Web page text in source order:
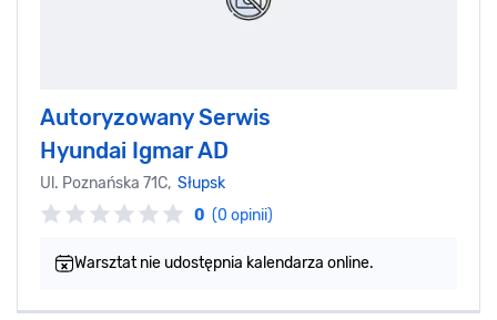
Autoryzowany Serwis
Hyundai Igmar AD
Ul. Poznańska 71C, Słupsk
0 (0 opinii)
Warsztat nie udostępnia kalendarza online.